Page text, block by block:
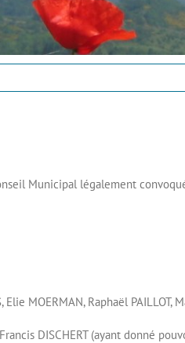
Municipal légalement
MOERMAN, Raphaël PAILLOT,
DISCHERT (ayant donné